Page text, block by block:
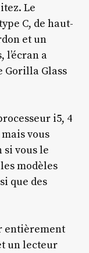
Le
C, de haut-
et un
l’écran a
Gorilla Glass
i5, 4
mais vous
si vous le
modèles
que des
entièrement
un lecteur